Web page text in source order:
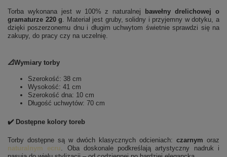
Torba wykonana jest w 100% z naturalnej bawełny drelichowej o
gramaturze 220 g . Materiał jest gruby, solidny i przyjemny w dotyku, a
dzięki poszerzonemu dnu i długim uchwytom świetnie sprawdzi się na
zakupy, do pracy czy na uczelnię.
📐Wymiary torby
Szerokość: 38 cm
Wysokość: 41 cm
Szerokość dna: 10 cm
Długość uchwytów: 70 cm
✔️ Dostępne kolory toreb
Torby dostępne są w dwóch klasycznych odcieniach: czarnym oraz
naturalnym ecru . Oba doskonale podkreślają artystyczny nadruk i